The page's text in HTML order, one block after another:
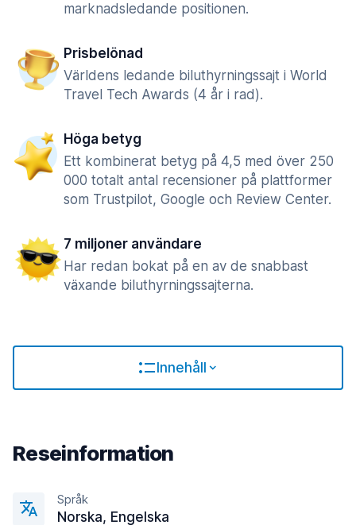
marknadsledande positionen.
Prisbelönad
Världens ledande biluthyrningssajt i World
Travel Tech Awards (4 år i rad).
Höga betyg
Ett kombinerat betyg på 4,5 med över 250
000 totalt antal recensioner på plattformer
som Trustpilot, Google och Review Center.
7 miljoner användare
Har redan bokat på en av de snabbast
växande biluthyrningssajterna.
Innehåll
Reseinformation
Språk
Norska, Engelska